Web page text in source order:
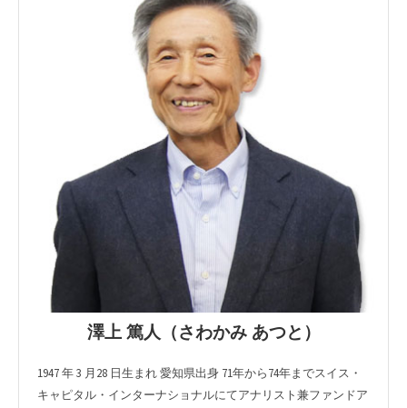
澤上 篤人（さわかみ あつと）
1947 年 3 月28 日生まれ 愛知県出身 71年から74年までスイス・
キャピタル・インターナショナルにてアナリスト兼ファンドア